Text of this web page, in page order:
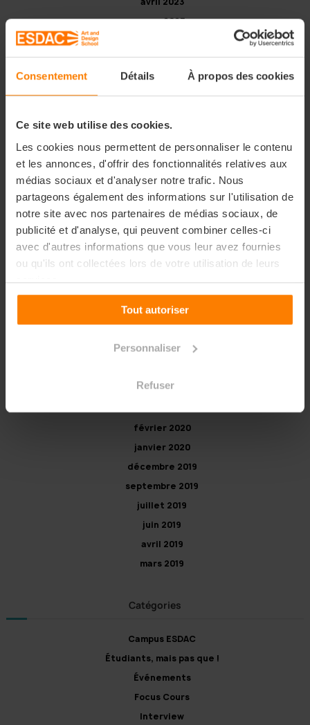
Consentement Détails À propos des cookies
Ce site web utilise des cookies.
Les cookies nous permettent de personnaliser le contenu
et les annonces, d'offrir des fonctionnalités relatives aux
médias sociaux et d'analyser notre trafic. Nous
partageons également des informations sur l'utilisation de
notre site avec nos partenaires de médias sociaux, de
publicité et d'analyse, qui peuvent combiner celles-ci
avec d'autres informations que vous leur avez fournies
ou qu'ils ont collectées lors de votre utilisation de leurs
services.
Tout autoriser
Personnaliser
Refuser
mars 2023
janvier 2023
novembre 2022
octobre 2022
avril 2022
janvier 2022
juillet 2021
juin 2021
mai 2021
avril 2021
février 2021
septembre 2020
juin 2020
avril 2020
février 2020
janvier 2020
décembre 2019
septembre 2019
juillet 2019
juin 2019
avril 2019
mars 2019
Catégories
Campus ESDAC
Étudiants, mais pas que !
Événements
Focus Cours
Interview